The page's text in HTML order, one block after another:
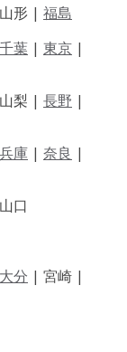
形 | 福島
千葉 | 東京 |
山梨 | 長野 |
兵庫 | 奈良 |
山口
大分 | 宮崎 |